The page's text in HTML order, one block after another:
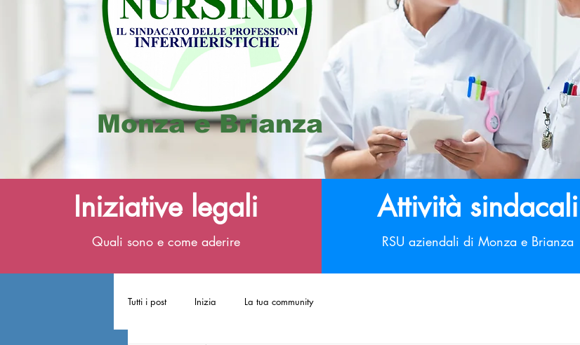
Monza e Brianza
Iniziative legali
Quali sono e come aderire
Attività sindacali
RSU aziendali di Monza e Brianza
Tutti i post Inizia La tua community